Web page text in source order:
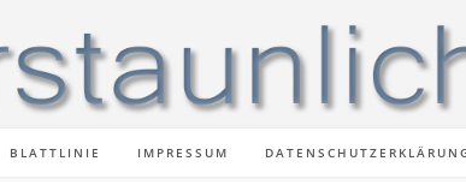
BLATTLINIE IMPRESSUM